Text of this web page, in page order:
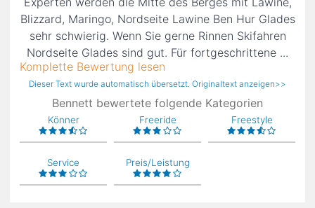
Blizzard, Maringo, Nordseite Lawine Ben Hur Glades
sehr schwierig. Wenn Sie gerne Rinnen Skifahren
Nordseite Glades sind gut. Für fortgeschrittene ...
Komplette Bewertung lesen
Dieser Text wurde automatisch übersetzt. Originaltext anzeigen>>
Bennett bewertete folgende Kategorien
Könner Freeride Freestyle
Service Preis/Leistung